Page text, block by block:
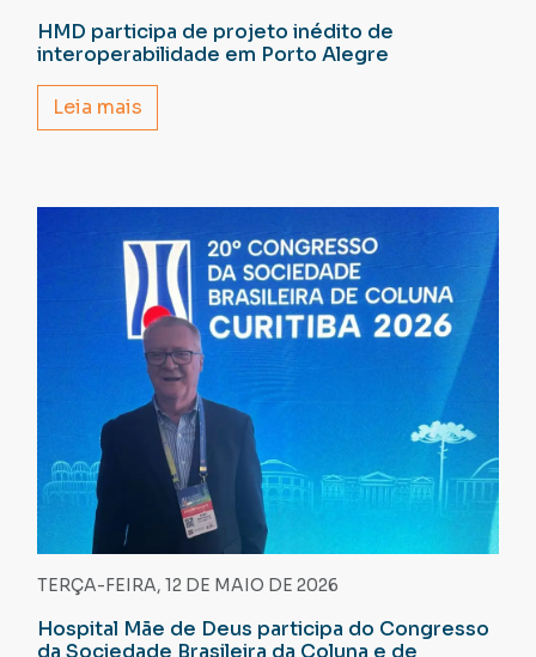
HMD participa de projeto inédito de
interoperabilidade em Porto Alegre
Leia mais
TERÇA-FEIRA, 12 DE MAIO DE 2026
Hospital Mãe de Deus participa do Congresso
da Sociedade Brasileira da Coluna e de